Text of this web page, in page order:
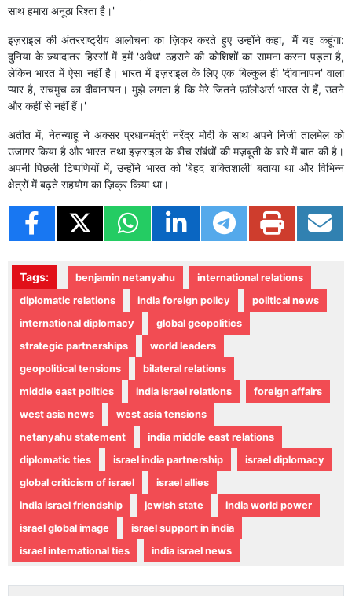
साथ हमारा अनूठा रिश्ता है।'
इज़राइल की अंतरराष्ट्रीय आलोचना का ज़िक्र करते हुए उन्होंने कहा, 'मैं यह कहूंगा:
दुनिया के ज़्यादातर हिस्सों में हमें 'अवैध' ठहराने की कोशिशों का सामना करना पड़ता है,
लेकिन भारत में ऐसा नहीं है। भारत में इज़राइल के लिए एक बिल्कुल ही 'दीवानापन' वाला
प्यार है, सचमुच का दीवानापन। मुझे लगता है कि मेरे जितने फ़ॉलोअर्स भारत से हैं, उतने
और कहीं से नहीं हैं।'
अतीत में, नेतन्याहू ने अक्सर प्रधानमंत्री नरेंद्र मोदी के साथ अपने निजी तालमेल को
उजागर किया है और भारत तथा इज़राइल के बीच संबंधों की मज़बूती के बारे में बात की है।
अपनी पिछली टिप्पणियों में, उन्होंने भारत को 'बेहद शक्तिशाली' बताया था और विभिन्न
क्षेत्रों में बढ़ते सहयोग का ज़िक्र किया था।
Tags: benjamin netanyahu
international relations
diplomatic relations
india foreign policy
political news
international diplomacy
global geopolitics
strategic partnerships
world leaders
geopolitical tensions
bilateral relations
middle east politics
india israel relations
foreign affairs
west asia news
west asia tensions
netanyahu statement
india middle east relations
diplomatic ties
israel india partnership
israel diplomacy
global criticism of israel
israel allies
india israel friendship
jewish state
india world power
israel global image
israel support in india
israel international ties
india israel news